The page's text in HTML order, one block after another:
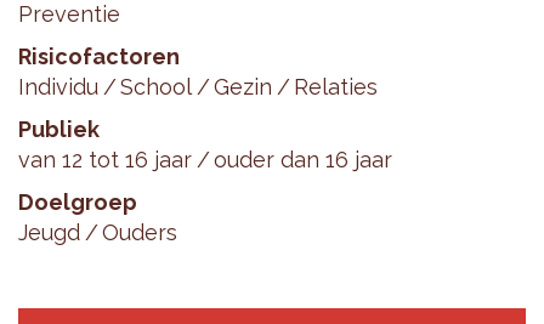
Preventie
Risicofactoren
Individu
School Gezin
Relaties
Publiek
van 12 tot 16 jaar
ouder dan 16 jaar
Doelgroep
Jeugd
Ouders